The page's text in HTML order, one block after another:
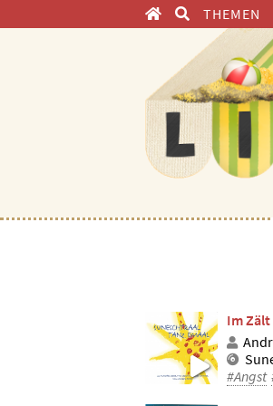
THEMEN
ENTDECKEN
Im Zält
#Angst